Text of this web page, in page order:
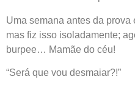
Uma semana antes da
mas fiz isso isoladamente;
burpee… Mamãe do céu!
“Será que vou desmaiar?!”